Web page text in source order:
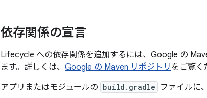
依存関係の宣言
Lifecycle への依存関係を追加するには、Google の
ます。詳しくは、 Google の Maven リポジトリ をご覧く
アプリまたはモジュールの build.gradle ファイルに